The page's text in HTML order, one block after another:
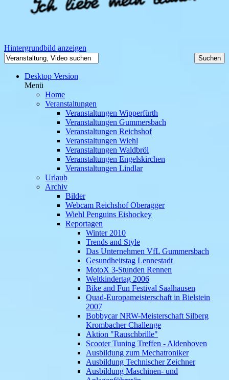
Hintergrundbild anzeigen
Desktop Version
Menü
Home
Veranstaltungen
Veranstaltungen Wipperfürth
Veranstaltungen Gummersbach
Veranstaltungen Reichshof
Veranstaltungen Wiehl
Veranstaltungen Waldbröl
Veranstaltungen Engelskirchen
Veranstaltungen Lindlar
Urlaub
Archiv
Bilder
Webcam Reichshof Oberagger
Wiehl Penguins Eishockey
Reportagen
Winter 2010
Trends and Style
Das Unternehmen VfL Gummersbach
Gesundheitstag Lennestadt
MotoX 3-Stunden Rennen
Weltkindertag 2006
Bike and Fun Festival Saalhausen
Quad-Europameisterschaft in Bielstein
2007
Bobbycar NRW-Meisterschaft Silberg
Krombacher Challenge
Aktion "Rauschbrille"
Scooter Tuning Treffen - Aldenhoven
Ausbildung zum Mechatroniker
Ausbildung Technischer Zeichner
Ausbildung Maschinen- und